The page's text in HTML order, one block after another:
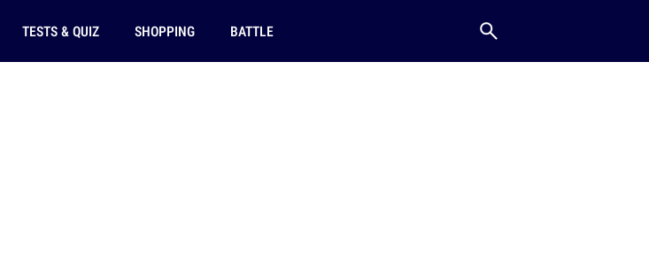
TESTS & QUIZ SHOPPING BATTLE